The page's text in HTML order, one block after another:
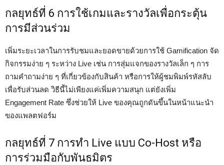
กลยุทธ์ที่ 6 การใช้เกมและรางวัลเพื่อกระตุ้น
การมีส่วนร่วม
เพิ่มระยะเวลาในการรับชมและยอดขายด้วยการใช้ Gamification จัด
กิจกรรมง่าย ๆ ระหว่าง Live เช่น การสุ่มแจกของรางวัลเล็ก ๆ การ
ถามคำถามง่าย ๆ ที่เกี่ยวข้องกับสินค้า หรือการให้ผู้ชมพิมพ์รหัสลับ
เพื่อรับส่วนลด วิธีนี้ไม่เพียงแค่เพิ่มความสนุก แต่ยังเพิ่ม
Engagement Rate ซึ่งช่วยให้ Live ของคุณถูกดันขึ้นในหน้าแนะนำ
ของแพลตฟอร์ม
กลยุทธ์ที่ 7 การทำ Live แบบ Co-Host หรือ
การร่วมมือกับพันธมิตร